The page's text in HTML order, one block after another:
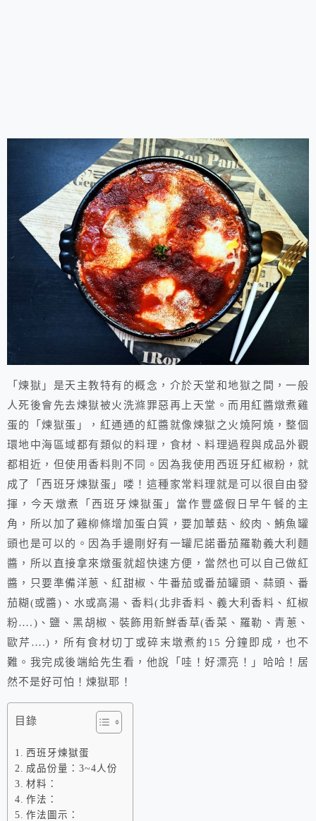
「煉獄」是天主教特有的概念，介於天堂和地獄之間，一般
人死後會先去煉獄被火洗滌罪惡再上天堂。而用紅醬燉煮雞
蛋的「煉獄蛋」，紅通通的紅醬就像煉獄之火燒阿燒，整個
環地中海區域都有類似的料理，食材、料理過程與成品外觀
都相近，但使用香料則不同。因為我使用西班牙紅椒粉，就
成了「西班牙煉獄蛋」喽！這種家常料理就是可以很自由發
揮，今天燉煮「西班牙煉獄蛋」當作豐盛假日早午餐的主
角，所以加了雞柳條增加蛋白質，要加蕈菇、絞肉、鮪魚罐
頭也是可以的。因為手邊剛好有一罐尼諾番茄羅勒義大利麵
醬，所以直接拿來燉蛋就超快速方便，當然也可以自己做紅
醬，只要準備洋蔥、紅甜椒、牛番茄或番茄罐頭、蒜頭、番
茄糊(或醬)、水或高湯、香料(北非香料、義大利香料、紅椒
粉….)、鹽、黑胡椒、裝飾用新鮮香草(香菜、羅勒、青蔥、
歐芹….)，所有食材切丁或碎末墩煮約15 分鐘即成，也不
難。我完成後端給先生看，他說「哇！好漂亮！」哈哈！居
然不是好可怕！煉獄耶！
目錄
西班牙煉獄蛋
成品份量：3~4人份
材料：
作法：
作法圖示：